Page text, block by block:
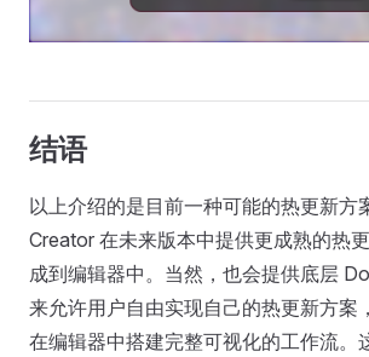
结语
以上介绍的是目前一种可能的热更新方
Creator 在未来版本中提供更成熟的热
成到编辑器中。当然，也会提供底层
来允许用户自由实现自己的热更新方案
在编辑器中搭建完整可视化的工作流。